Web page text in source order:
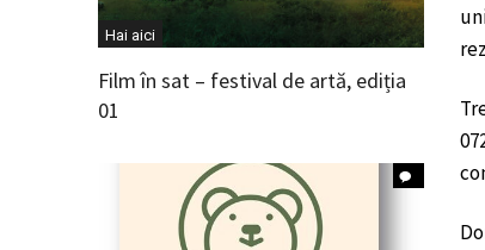
Hai aici
Film în sat – festival de artă, ediția
01